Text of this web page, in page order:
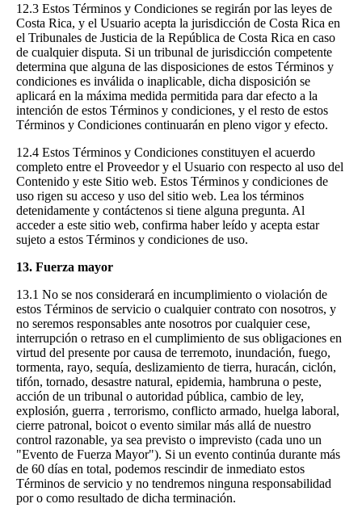
12.3 Estos Términos y Condiciones se regirán por las leyes de
Costa Rica, y el Usuario acepta la jurisdicción de Costa Rica en
el Tribunales de Justicia de la República de Costa Rica en caso
de cualquier disputa. Si un tribunal de jurisdicción competente
determina que alguna de las disposiciones de estos Términos y
condiciones es inválida o inaplicable, dicha disposición se
aplicará en la máxima medida permitida para dar efecto a la
intención de estos Términos y condiciones, y el resto de estos
Términos y Condiciones continuarán en pleno vigor y efecto.
12.4 Estos Términos y Condiciones constituyen el acuerdo
completo entre el Proveedor y el Usuario con respecto al uso del
Contenido y este Sitio web. Estos Términos y condiciones de
uso rigen su acceso y uso del sitio web. Lea los términos
detenidamente y contáctenos si tiene alguna pregunta. Al
acceder a este sitio web, confirma haber leído y acepta estar
sujeto a estos Términos y condiciones de uso.
13. Fuerza mayor
13.1 No se nos considerará en incumplimiento o violación de
estos Términos de servicio o cualquier contrato con nosotros, y
no seremos responsables ante nosotros por cualquier cese,
interrupción o retraso en el cumplimiento de sus obligaciones en
virtud del presente por causa de terremoto, inundación, fuego,
tormenta, rayo, sequía, deslizamiento de tierra, huracán, ciclón,
tifón, tornado, desastre natural, epidemia, hambruna o peste,
acción de un tribunal o autoridad pública, cambio de ley,
explosión, guerra , terrorismo, conflicto armado, huelga laboral,
cierre patronal, boicot o evento similar más allá de nuestro
control razonable, ya sea previsto o imprevisto (cada uno un
"Evento de Fuerza Mayor"). Si un evento continúa durante más
de 60 días en total, podemos rescindir de inmediato estos
Términos de servicio y no tendremos ninguna responsabilidad
por o como resultado de dicha terminación.